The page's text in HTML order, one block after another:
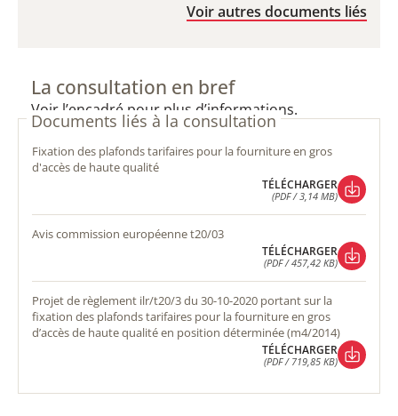
Voir autres documents liés
La consultation en bref
Voir l’encadré pour plus d’informations.
Documents liés à la consultation
fixation des plafonds tarifaires pour la fourniture en gros
d'accès de haute qualité
TÉLÉCHARGER
(PDF / 3,14 MB)
TÉLÉCHARGER
avis commission européenne t20/03
TÉLÉCHARGER
(PDF / 457,42 KB)
TÉLÉCHARGER
projet de règlement ilr/t20/3 du 30-10-2020 portant sur la
fixation des plafonds tarifaires pour la fourniture en gros
d’accès de haute qualité en position déterminée (m4/2014)
TÉLÉCHARGER
(PDF / 719,85 KB)